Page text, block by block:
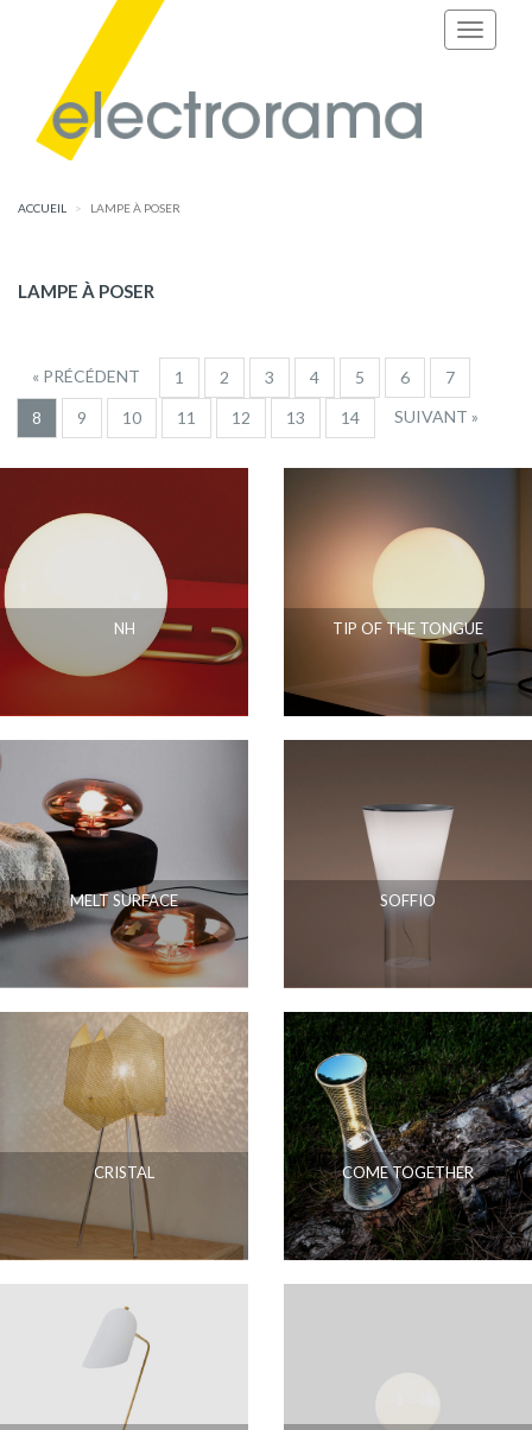
ACCUEIL LAMPE À POSER
LAMPE À POSER
« PRÉCÉDENT 1 2 3 4 5 6
7
8
9 10 11 12 13 14 SUIVANT »
NH TIP OF THE TONGUE
MELT SURFACE SOFFIO
CRISTAL COME TOGETHER